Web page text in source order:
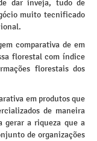
dar inveja, tudo de
muito tecnificado
comparativa de em
florestal com índice
florestais dos
em produtos que
de maneira
gerar a riqueza que a
de organizações